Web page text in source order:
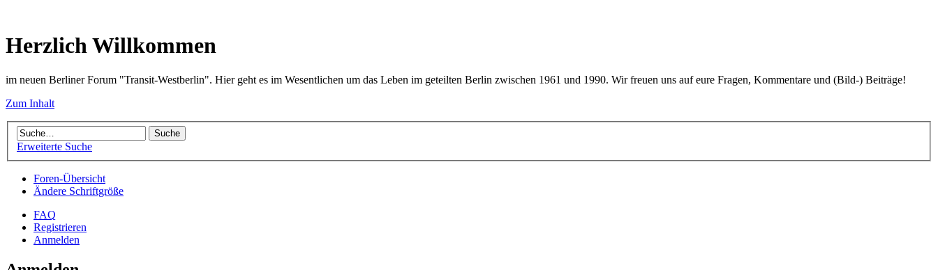
Herzlich Willkommen
im neuen Berliner Forum "Transit-Westberlin". Hier geht es im Wesentlichen um das Leben im geteilten Berlin zwischen 1961 und 1990. Wir freuen uns auf eure Fragen, Kommentare und (Bild-) Beiträge!
Zum Inhalt
Erweiterte Suche
Foren-Übersicht
Ändere Schriftgröße
FAQ
Registrieren
Anmelden